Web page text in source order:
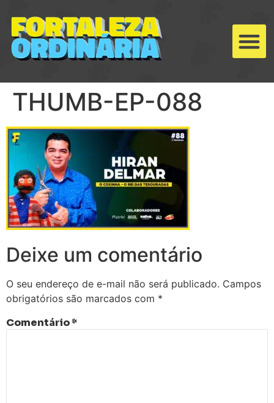
THUMB-EP-088
Deixe um comentário
O seu endereço de e-mail não será publicado. Campos
obrigatórios são marcados com *
Comentário*